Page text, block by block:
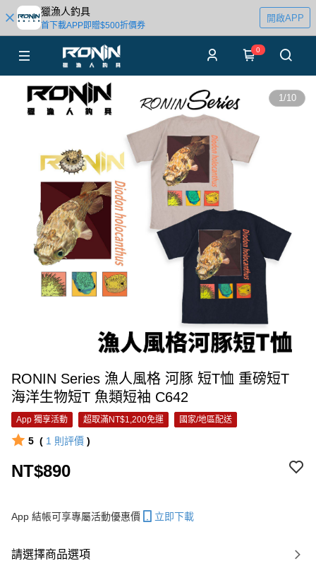
獵漁人釣具
首下載APP即贈$500折價券
開啟APP
0
1/10
RONIN Series 漁人風格 河豚 短T恤 重磅短T
海洋生物短T 魚類短袖 C642
App 獨享活動 超取滿NT$1,200免運 國家/地區配送
5 ( 1 則評價 )
NT$890
App 結帳可享專屬活動優惠價 立即下載
請選擇商品選項